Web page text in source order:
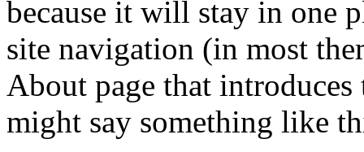
because it will stay in one
site navigation (in most
About page that
might say something like